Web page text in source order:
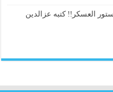
العسكر!! كتبه عزالدين